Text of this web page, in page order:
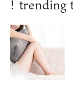
! trending